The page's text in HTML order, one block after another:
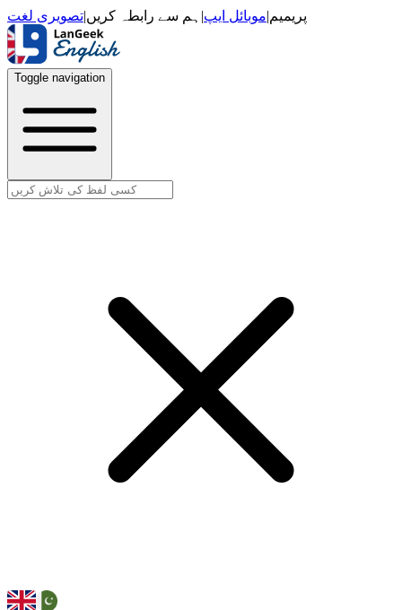
پریمیم|موبائل ایپ| ہم سے رابطہ کریں|تصویری لغت
Toggle navigation